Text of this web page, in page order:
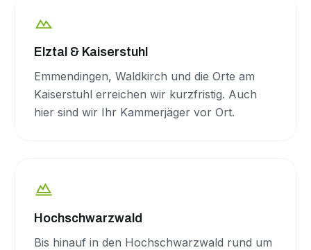
Elztal & Kaiserstuhl
Emmendingen, Waldkirch und die Orte am
Kaiserstuhl erreichen wir kurzfristig. Auch
hier sind wir Ihr Kammerjäger vor Ort.
Hochschwarzwald
Bis hinauf in den Hochschwarzwald rund um